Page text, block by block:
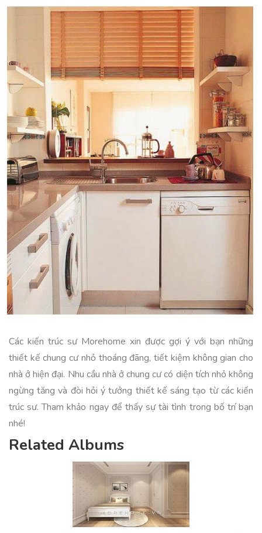
Các kiến trúc sư Morehome xin được gợi ý với bạn những
thiết kế chung cư nhỏ thoáng đãng, tiết kiệm không gian cho
nhà ở hiện đại. Nhu cầu nhà ở chung cư có diện tích nhỏ không
ngừng tăng và đòi hỏi ý tưởng thiết kế sáng tạo từ các kiến
trúc sư. Tham khảo ngay để thấy sự tài tình trong bố trí bạn
nhé!
Related Albums